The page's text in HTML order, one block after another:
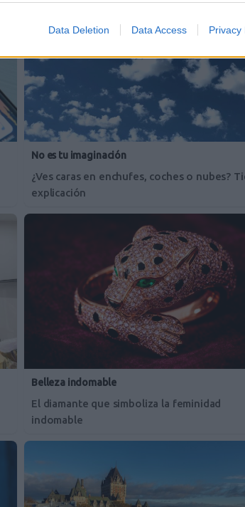
Data Deletion Data Access Privacy
No es tu imaginación
¿Ves caras en enchufes, coches o nubes?
explicación
Belleza indomable
El diamante que simboliza la feminidad
indomable